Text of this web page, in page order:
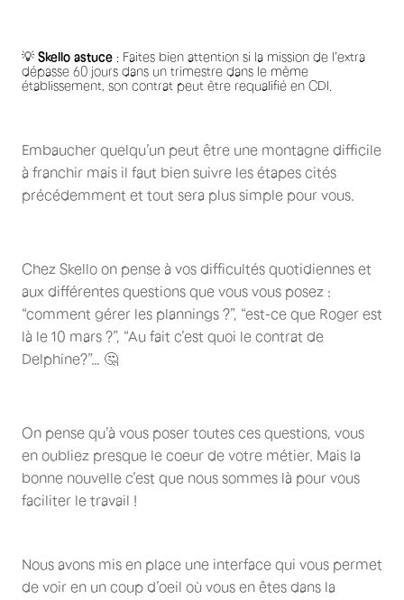
💡 Skello astuce : Faites bien attention si la mission de l’extra
dépasse 60 jours dans un trimestre dans le même
établissement, son contrat peut être requalifié en CDI.
Embaucher quelqu’un peut être une montagne difficile
à franchir mais il faut bien suivre les étapes cités
précédemment et tout sera plus simple pour vous.
Chez Skello on pense à vos difficultés quotidiennes et
aux différentes questions que vous vous posez :
“comment gérer les plannings ?”, “est-ce que Roger est
là le 10 mars ?”, “Au fait c’est quoi le contrat de
Delphine?”… 🤔
On pense qu’à vous poser toutes ces questions, vous
en oubliez presque le coeur de votre métier. Mais la
bonne nouvelle c’est que nous sommes là pour vous
faciliter le travail !
Nous avons mis en place une interface qui vous permet
de voir en un coup d’oeil où vous en êtes dans la